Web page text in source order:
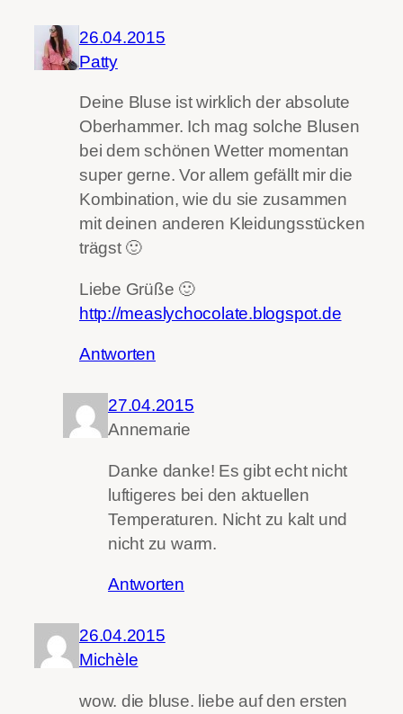
26.04.2015
Patty
Deine Bluse ist wirklich der absolute
Oberhammer. Ich mag solche Blusen
bei dem schönen Wetter momentan
super gerne. Vor allem gefällt mir die
Kombination, wie du sie zusammen
mit deinen anderen Kleidungsstücken
trägst 🙂
Liebe Grüße 🙂
http://measlychocolate.blogspot.de
Antworten
27.04.2015
Annemarie
Danke danke! Es gibt echt nicht
luftigeres bei den aktuellen
Temperaturen. Nicht zu kalt und
nicht zu warm.
Antworten
26.04.2015
Michèle
wow. die bluse. liebe auf den ersten